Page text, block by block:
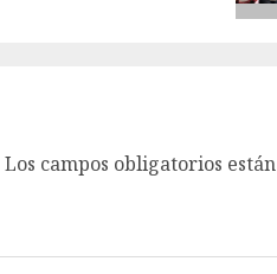
Los campos obligatorios están